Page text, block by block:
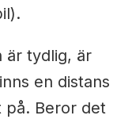
är tydlig, är
en distans
på. Beror det